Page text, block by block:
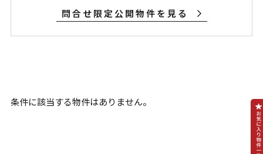
問合せ限定公開物件を見る
条件に該当する物件はありません。